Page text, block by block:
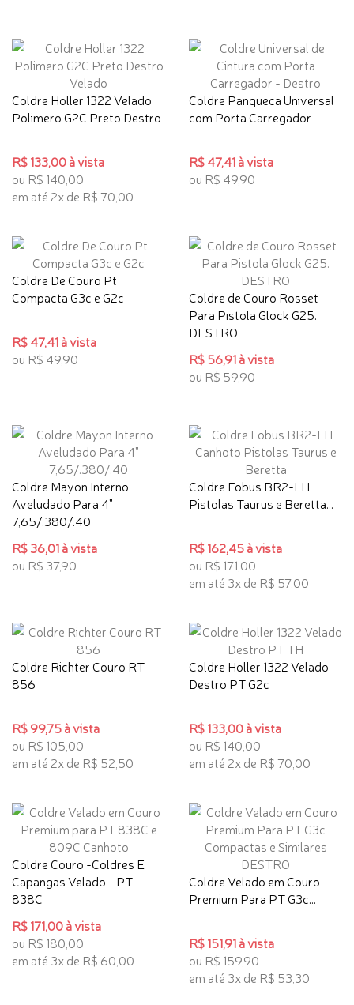
Coldre Holler 1322 Velado
Polimero G2C Preto Destro
R$ 133,00 à vista
ou R$ 140,00
em até 2x de R$ 70,00
Coldre Panqueca Universal
com Porta Carregador
R$ 47,41 à vista
ou R$ 49,90
Coldre De Couro Pt
Compacta G3c e G2c
R$ 47,41 à vista
ou R$ 49,90
Coldre de Couro Rosset
Para Pistola Glock G25.
DESTRO
R$ 56,91 à vista
ou R$ 59,90
Coldre Mayon Interno
Aveludado Para 4"
7,65/.380/.40
R$ 36,01 à vista
ou R$ 37,90
Coldre Fobus BR2-LH
Pistolas Taurus e Beretta...
R$ 162,45 à vista
ou R$ 171,00
em até 3x de R$ 57,00
Coldre Richter Couro RT
856
R$ 99,75 à vista
ou R$ 105,00
em até 2x de R$ 52,50
Coldre Holler 1322 Velado
Destro PT G2c
R$ 133,00 à vista
ou R$ 140,00
em até 2x de R$ 70,00
Coldre Couro -Coldres E
Capangas Velado - PT-
838C
R$ 171,00 à vista
ou R$ 180,00
em até 3x de R$ 60,00
Coldre Velado em Couro
Premium Para PT G3c...
R$ 151,91 à vista
ou R$ 159,90
em até 3x de R$ 53,30